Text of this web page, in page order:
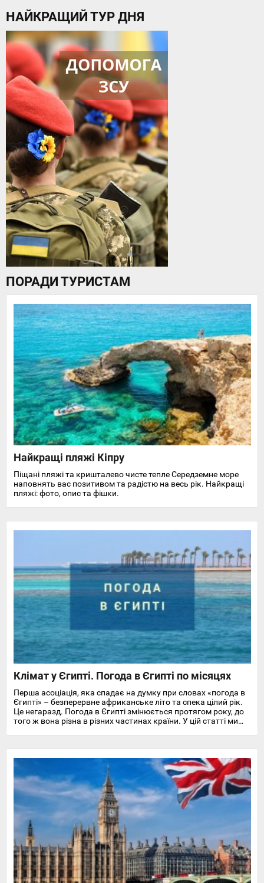
НАЙКРАЩИЙ ТУР ДНЯ
ПОРАДИ ТУРИСТАМ
Найкращі пляжі Кіпру
Піщані пляжі та кришталево чисте тепле Середземне море
наповнять вас позитивом та радістю на весь рік. Найкращі
пляжі: фото, опис та фішки.
Клімат у Єгипті. Погода в Єгипті по місяцях
Перша асоціація, яка спадає на думку при словах «погода в
Єгипті» – безперервне африканське літо та спека цілий рік.
Це негаразд. Погода в Єгипті змінюється протягом року, до
того ж вона різна в різних частинах країни. У цій статті ми
Червоного моря.